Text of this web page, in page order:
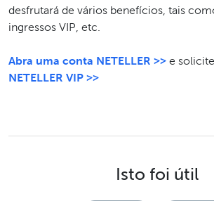
desfrutará de vários benefícios, tais
ingressos VIP, etc.
Abra uma conta NETELLER >> e
NETELLER VIP >>
Isto foi útil